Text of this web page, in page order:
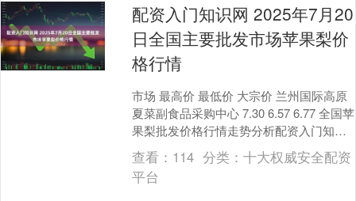
配资入门知识网 2025年7月20
日全国主要批发市场苹果梨价
格行情
市场 最高价 最低价 大宗价 兰州国际高原
夏菜副食品采购中心 7.30 6.57 6.77 全国苹
果梨批发价格行情走势分析配资入门知识
网 从今日全国苹果梨批发市....
查看： 114 分类： 十大权威安全配资
平台